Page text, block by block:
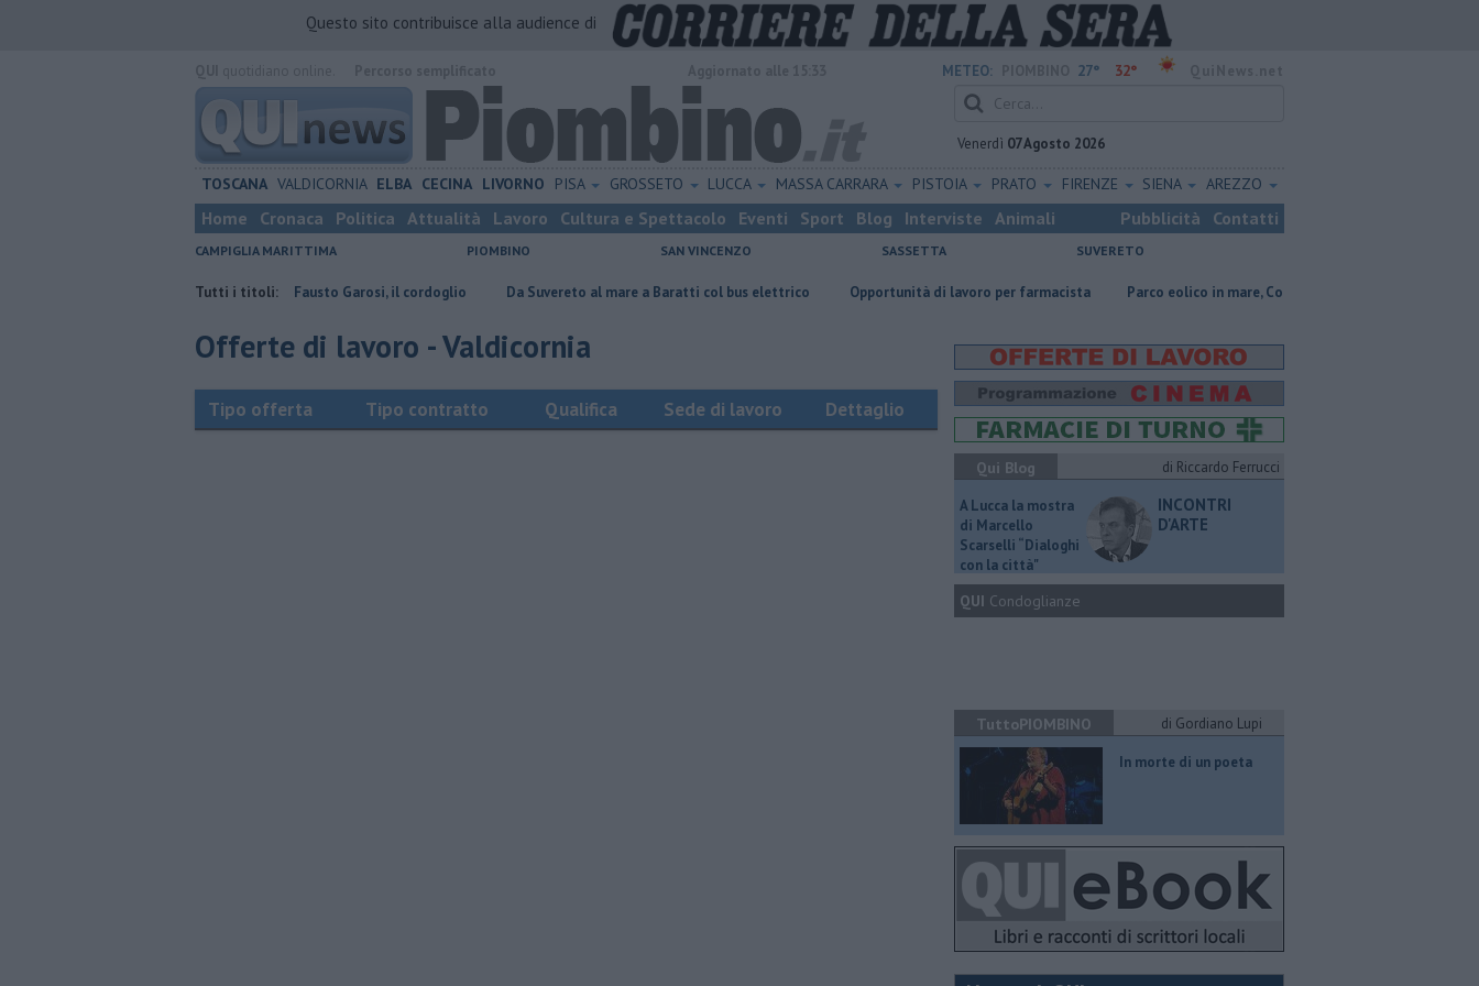
Questo sito contribuisce alla audience di
METEO: 27° 32°
Venerdì 07 Agosto 2026
TOSCANA VALDICORNIA ELBA CECINA LIVORNO PISA GROSSETO LUCCA MASSA CARRARA PISTOIA PRATO FIRENZE SIENA AREZZO
Home Cronaca Politica Attualità Lavoro Cultura e Spettacolo Eventi Sport Blog Interviste Animali Pubblicità Contatti
CAMPIGLIA MARITTIMA PIOMBINO SAN VINCENZO SASSETTA SUVERETO
Tutti i titoli:
Addio al dottor Fausto Garosi, il cordoglio Da Suvereto al mare a Baratti col bus elettrico Opportunità di lavoro per farmacista Parco eolico in mare, Confagricoltura contraria
Offerte di lavoro - Valdicornia
Tipo offerta Tipo contratto Qualifica Sede di lavoro Dettaglio
Qui Blog di Riccardo Ferrucci
A Lucca la mostra
di Marcello
Scarselli “Dialoghi
con la città"
INCONTRI
D'ARTE
QUI Condoglianze
TuttoPIOMBINO di Gordiano Lupi
In morte di un poeta